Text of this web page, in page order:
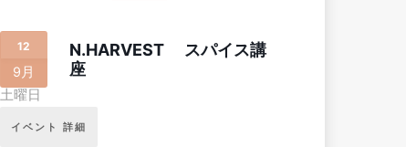
12
9月
N.HARVEST スパイス講
座
土曜日
イベント 詳細